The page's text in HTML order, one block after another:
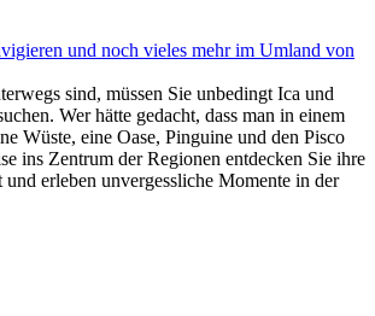
und noch vieles mehr im Umland von
sind, müssen Sie unbedingt Ica und
Wer hätte gedacht, dass man in einem
Wüste, eine Oase, Pinguine und den Pisco
ins Zentrum der Regionen entdecken Sie ihre
erleben unvergessliche Momente in der